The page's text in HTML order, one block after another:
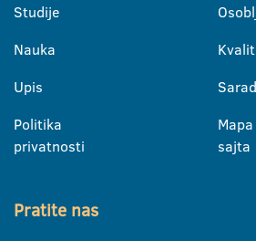
Studije
Nauka
Upis
Politika
privatnosti
Mapa
sajta
Pratite nas